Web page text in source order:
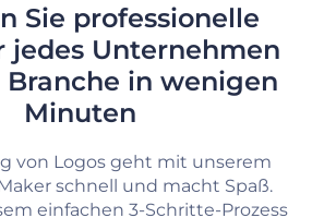
Sie professionelle
jedes Unternehmen
Branche in wenigen
Minuten
von Logos geht mit unserem
schnell und macht Spaß.
einfachen 3-Schritte-Prozess